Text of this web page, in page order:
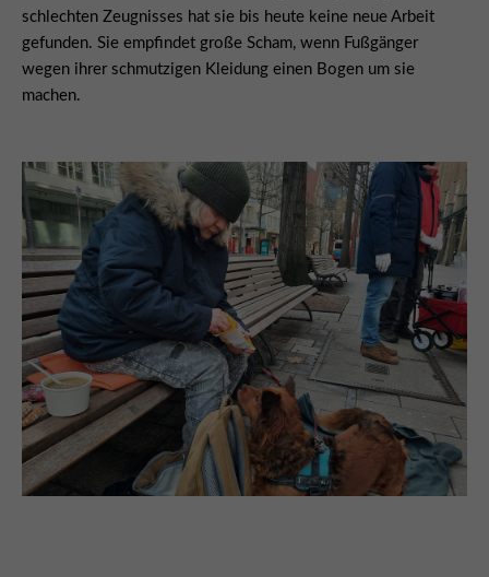
schlechten Zeugnisses hat sie bis heute keine neue Arbeit
gefunden. Sie empfindet große Scham, wenn Fußgänger
wegen ihrer schmutzigen Kleidung einen Bogen um sie
machen.